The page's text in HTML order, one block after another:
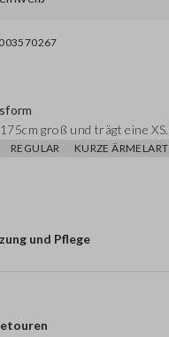
003570267
groß und trägt eine XS.
REGULAR KURZE ÄRMELART
und Pflege